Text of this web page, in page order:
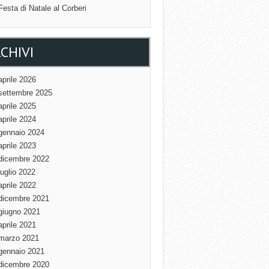
di Natale al Corberi
2026
2025
2025
2024
2024
2023
2022
2022
2022
2021
2021
2021
2021
2021
2020